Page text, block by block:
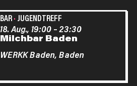
BAR· JUGENDTREFF
Milchbar Baden
18. Aug., 19:00–23:30
WERKK Baden, Baden